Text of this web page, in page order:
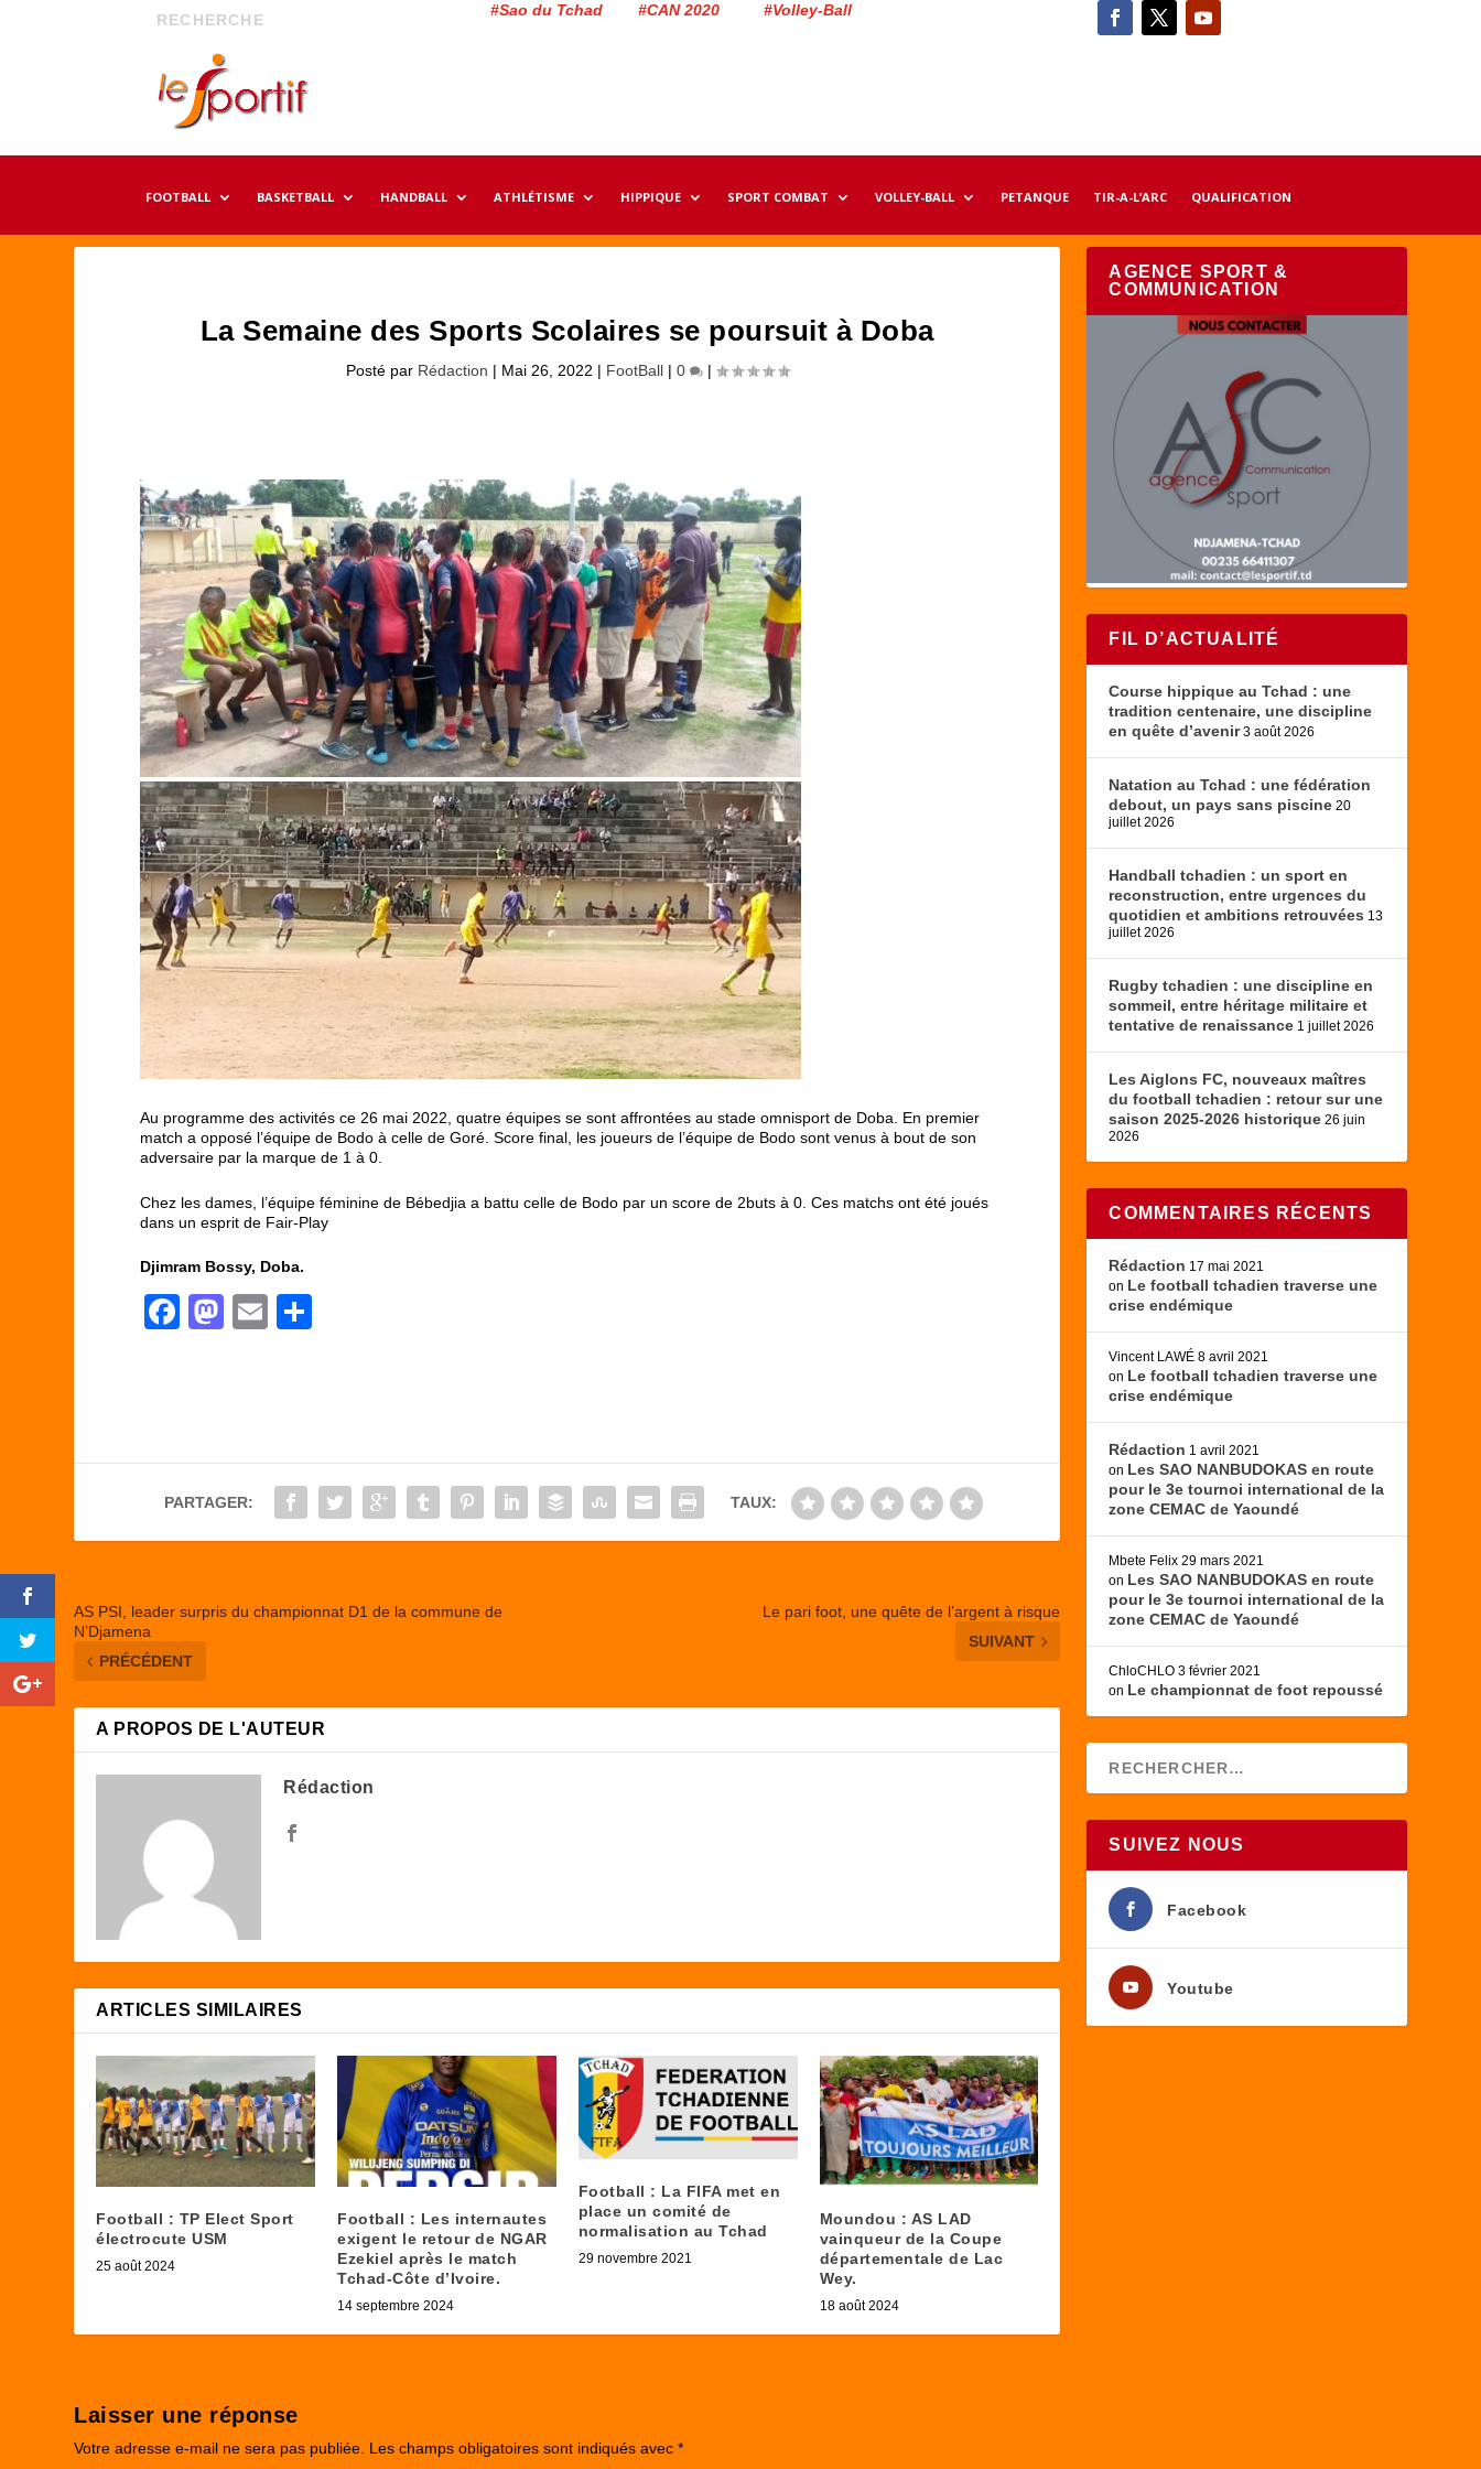
#Sao du Tchad #CAN 2020 #Volley-Ball
FOOTBALL BASKETBALL HANDBALL ATHLÉTISME HIPPIQUE SPORT COMBAT VOLLEY-BALL PETANQUE TIR-A-L’ARC QUALIFICATION
La Semaine des Sports Scolaires se poursuit à Doba
Posté par Rédaction | Mai 26, 2022 | FootBall| 0 |
Au programme des activités ce 26 mai 2022, quatre équipes se sont affrontées au stade omnisport de Doba. En premier
match a opposé l’équipe de Bodo à celle de Goré. Score final, les joueurs de l’équipe de Bodo sont venus à bout de son
adversaire par la marque de 1 à 0.
Chez les dames, l’équipe féminine de Bébedjia a battu celle de Bodo par un score de 2buts à 0. Ces matchs ont été joués
dans un esprit de Fair-Play
Djimram Bossy, Doba.
F
b
o
M
d
o
E
er
PARTAGER: TAUX:
AS PSI, leader surpris du championnat D1 de la commune de
N’Djamena
PRÉCÉDENT
Le pari foot, une quête de l’argent à risque
SUIVANT
A PROPOS DE L'AUTEUR
Rédaction
ARTICLES SIMILAIRES
Football : TP Elect Sport
électrocute USM
25 août 2024
Football : Les internautes
exigent le retour de NGAR
Ezekiel après le match
Tchad-Côte d’Ivoire.
14 septembre 2024
Football : La FIFA met en
place un comité de
normalisation au Tchad
29 novembre 2021
Moundou : AS LAD
vainqueur de la Coupe
départementale de Lac
Wey.
18 août 2024
Laisser une réponse
Votre adresse e-mail ne sera pas publiée. Les champs obligatoires sont indiqués avec*
AGENCE SPORT &
COMMUNICATION
FIL D’ACTUALITÉ
Course hippique au Tchad : une
tradition centenaire, une discipline
en quête d’avenir 3 août 2026
Natation au Tchad : une fédération
debout, un pays sans piscine 20
juillet 2026
Handball tchadien : un sport en
reconstruction, entre urgences du
quotidien et ambitions retrouvées 13
juillet 2026
Rugby tchadien : une discipline en
sommeil, entre héritage militaire et
tentative de renaissance 1 juillet 2026
Les Aiglons FC, nouveaux maîtres
du football tchadien : retour sur une
saison 2025-2026 historique 26 juin
2026
COMMENTAIRES RÉCENTS
Rédaction 17 mai 2021
on Le football tchadien traverse une
crise endémique
Vincent LAWÉ 8 avril 2021
on Le football tchadien traverse une
crise endémique
Rédaction 1 avril 2021
on Les SAO NANBUDOKAS en route
pour le 3e tournoi international de la
zone CEMAC de Yaoundé
Mbete Felix 29 mars 2021
on Les SAO NANBUDOKAS en route
pour le 3e tournoi international de la
zone CEMAC de Yaoundé
ChloCHLO 3 février 2021
on Le championnat de foot repoussé
SUIVEZ NOUS
Facebook
Youtube